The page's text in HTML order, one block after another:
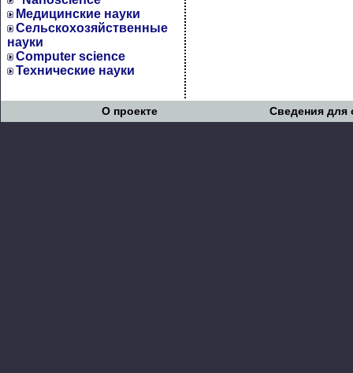
Медицинские науки
Сельскохозяйственные
науки
Computer science
Технические науки
О проекте Сведения для